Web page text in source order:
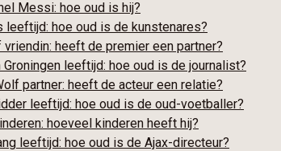
Messi: hoe oud is hij?
leeftijd: hoe oud is de kunstenares?
vriendin: heeft de premier een partner?
Groningen leeftijd: hoe oud is de journalist?
partner: heeft de acteur een relatie?
leeftijd: hoe oud is de oud-voetballer?
hoeveel kinderen heeft hij?
leeftijd: hoe oud is de Ajax-directeur?